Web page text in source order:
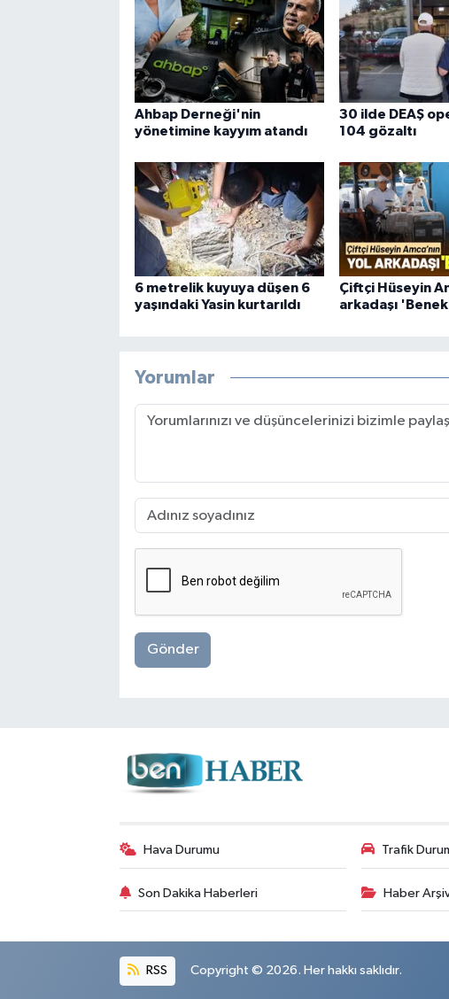
Ahbap Derneği'nin
yönetimine kayyım atandı
30 ilde DEAŞ
104 gözaltı
6 metrelik kuyuya düşen 6
yaşındaki Yasin kurtarıldı
Çiftçi Hüseyin
arkadaşı
Yorumlar
Gönder
Hava Durumu Trafik
Son Dakika Haberleri Haber
RSS Copyright © 2026. Her hakkı saklıdır.